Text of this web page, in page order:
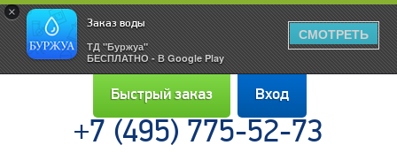
×
Заказ воды
ТД "Буржуа"
БЕСПЛАТНО - В Google Play
СМОТРЕТЬ
Быстрый заказ Вход
+7 (495) 775-52-73